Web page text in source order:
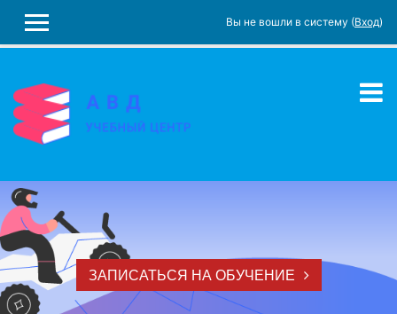
БОКОВАЯ ПАНЕЛЬ
Вы не вошли в систему (Вход)
ЗАПИСАТЬСЯ НА ОБУЧЕНИЕ